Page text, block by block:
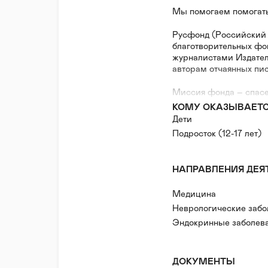
Мы помогаем
Русфонд
благотворительных
журналистами
авторам отчаянных
Миссия фонда –
развитию
технологий. Только в
Русфонда, 720
детей России и стран
журналистского
также на
печатным изданиям
"Первый канал" и
которым миллионы
$152,2 млн. (на
КОМУ
Дети
Подросток (12-17 лет)
НАПРАВЛЕНИЯ
Медицина
Неврологические
Эндокринные
Заболевания органов и
ДОКУМЕНТЫ